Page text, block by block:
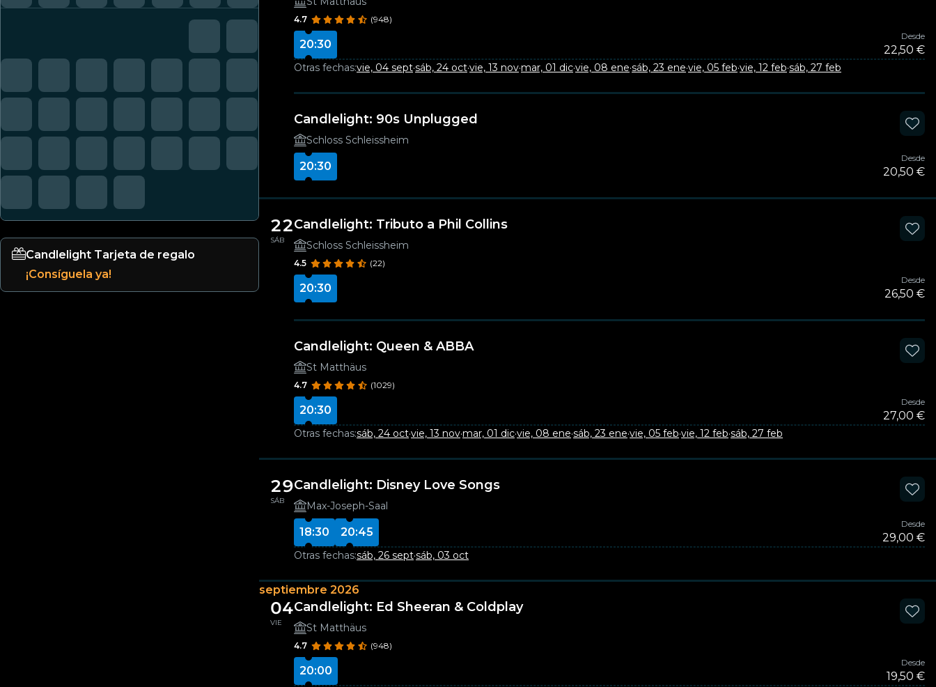
Candlelight Tarjeta de regalo
¡Consíguela ya!
4.7 (948)
20:30
Desde
22,50 €
Otras fechas:vie, 04 sept·sáb, 24 oct·vie, 13 nov·mar, 01 dic·vie, 08 ene·sáb, 23 ene·vie, 05 feb·vie, 12 feb·sáb, 27 feb
Candlelight: 90s Unplugged
Schloss Schleissheim
20:30
Desde
20,50 €
22
SÁB
Candlelight: Tributo a Phil Collins
Schloss Schleissheim
4.5 (22)
20:30
Desde
26,50 €
Candlelight: Queen & ABBA
St Matthäus
4.7 (1029)
20:30
Desde
27,00 €
Otras fechas:sáb, 24 oct·vie, 13 nov·mar, 01 dic·vie, 08 ene·sáb, 23 ene·vie, 05 feb·vie, 12 feb·sáb, 27 feb
29
SÁB
Candlelight: Disney Love Songs
Max-Joseph-Saal
18:30 20:45
Desde
29,00 €
Otras fechas:sáb, 26 sept·sáb, 03 oct
septiembre 2026
04
VIE
Candlelight: Ed Sheeran & Coldplay
St Matthäus
4.7 (948)
20:00
Desde
19,50 €